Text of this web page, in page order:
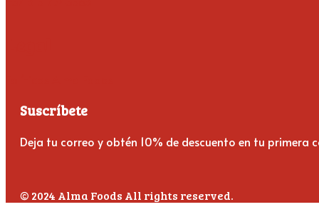
Suscríbete
Deja tu correo y obtén 10% de descuento en tu primera
© 2024 Alma Foods All rights reserved.